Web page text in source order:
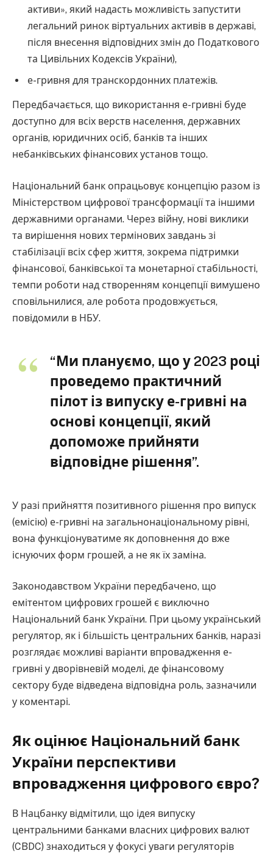
активи», який надасть можливість запустити
легальний ринок віртуальних активів в державі,
після внесення відповідних змін до Податкового
та Цивільних Кодексів України),
е-гривня для транскордонних платежів.
Передбачається, що використання е-гривні буде
доступно для всіх верств населення, державних
органів, юридичних осіб, банків та інших
небанківських фінансових установ тощо.
Національний банк опрацьовує концепцію разом із
Міністерством цифрової трансформації та іншими
державними органами. Через війну, нові виклики
та вирішення нових термінових завдань зі
стабілізації всіх сфер життя, зокрема підтримки
фінансової, банківської та монетарної стабільності,
темпи роботи над створенням концепції вимушено
сповільнилися, але робота продовжується,
повідомили в НБУ.
“Ми плануємо, що у 2023 році
проведемо практичний
пілот із випуску е-гривні на
основі концепції, який
допоможе прийняти
відповідне рішення”.
У разі прийняття позитивного рішення про випуск
(емісію) е-гривні на загальнонаціональному рівні,
вона функціонуватиме як доповнення до вже
існуючих форм грошей, а не як їх заміна.
Законодавством України передбачено, що
емітентом цифрових грошей є виключно
Національний банк України. При цьому український
регулятор, як і більшість центральних банків, наразі
розглядає можливі варіанти впровадження е-
гривні у дворівневій моделі, де фінансовому
сектору буде відведена відповідна роль, зазначили
у коментарі.
Як оцінює Національний банк
України перспективи
впровадження цифрового євро?
В Нацбанку відмітили, що ідея випуску
центральними банками власних цифрових валют
(CBDC) знаходиться у фокусі уваги регуляторів